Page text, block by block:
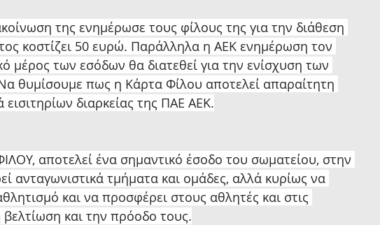
της ενημέρωσε τους φίλους της για την διάθεση
κοστίζει 50 ευρώ. Παράλληλα η ΑΕΚ ενημέρωση τον
μέρος των εσόδων θα διατεθεί για την ενίσχυση των
θυμίσουμε πως η Κάρτα Φίλου αποτελεί απαραίτητη
διαρκείας της ΠΑΕ ΑΕΚ.
αποτελεί ένα σημαντικό έσοδο του σωματείου, στην
ανταγωνιστικά τμήματα και ομάδες, αλλά κυρίως να
και να προσφέρει στους αθλητές και στις
βελτίωση και την πρόοδο τους.